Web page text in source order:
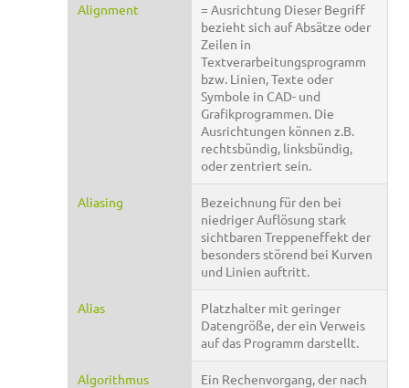
Alignment
= Ausrichtung Dieser Begriff
bezieht sich auf Absätze oder
Zeilen in
Textverarbeitungsprogramm
bzw. Linien, Texte oder
Symbole in CAD- und
Grafikprogrammen. Die
Ausrichtungen können z.B.
rechtsbündig, linksbündig,
oder zentriert sein.
Aliasing
Bezeichnung für den bei
niedriger Auflösung stark
sichtbaren Treppeneffekt der
besonders störend bei Kurven
und Linien auftritt.
Alias
Platzhalter mit geringer
Datengröße, der ein Verweis
auf das Programm darstellt.
Algorithmus
Ein Rechenvorgang, der nach